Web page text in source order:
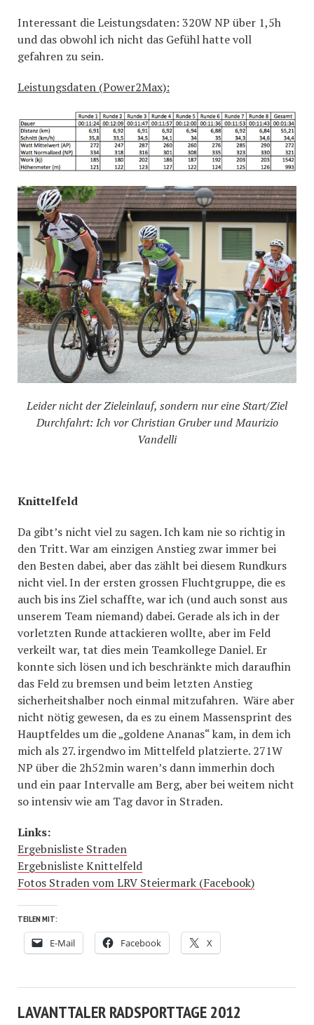
Interessant die Leistungsdaten: 320W NP über 1,5h
und das obwohl ich nicht das Gefühl hatte voll
gefahren zu sein.
Leistungsdaten (Power2Max):
Leider nicht der Zieleinlauf, sondern nur eine Start/Ziel
Durchfahrt: Ich vor Christian Gruber und Maurizio
Vandelli
Knittelfeld
Da gibt’s nicht viel zu sagen. Ich kam nie so richtig in
den Tritt. War am einzigen Anstieg zwar immer bei
den Besten dabei, aber das zählt bei diesem Rundkurs
nicht viel. In der ersten grossen Fluchtgruppe, die es
auch bis ins Ziel schaffte, war ich (und auch sonst aus
unserem Team niemand) dabei. Gerade als ich in der
vorletzten Runde attackieren wollte, aber im Feld
verkeilt war, tat dies mein Teamkollege Daniel. Er
konnte sich lösen und ich beschränkte mich daraufhin
das Feld zu bremsen und beim letzten Anstieg
sicherheitshalber noch einmal mitzufahren. Wäre aber
nicht nötig gewesen, da es zu einem Massensprint des
Hauptfeldes um die „goldene Ananas“ kam, in dem ich
mich als 27. irgendwo im Mittelfeld platzierte. 271W
NP über die 2h52min waren’s dann immerhin doch
und ein paar Intervalle am Berg, aber bei weitem nicht
so intensiv wie am Tag davor in Straden.
Links:
Ergebnisliste Straden
Ergebnisliste Knittelfeld
Fotos Straden vom LRV Steiermark (Facebook)
TEILEN MIT:
E-Mail Facebook X
LAVANTTALER RADSPORTTAGE 2012